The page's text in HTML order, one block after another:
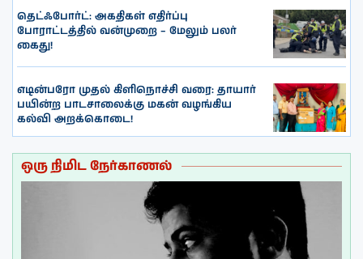
தெட்ஃபோர்ட்: அகதிகள் எதிர்ப்பு
போராட்டத்தில் வன்முறை – மேலும் பலர்
கைது!
எடின்பரோ முதல் கிளிநொச்சி வரை: தாயார்
பயின்ற பாடசாலைக்கு மகன் வழங்கிய
கல்வி அறக்கொடை!
ஒரு நிமிட நேர்காணல்